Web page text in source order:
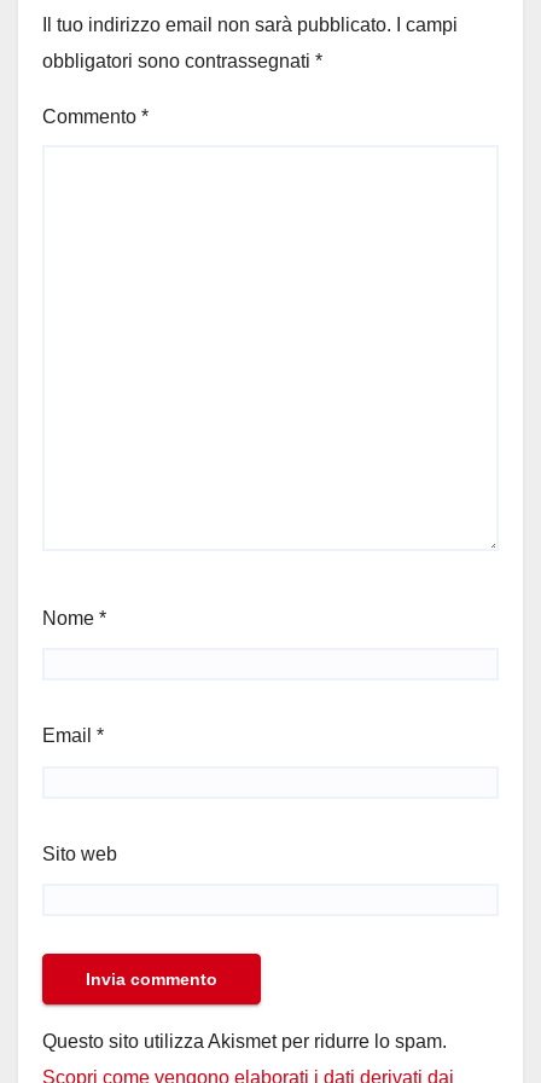
Il tuo indirizzo email non sarà pubblicato.
I campi
obbligatori sono contrassegnati *
Commento *
Nome *
Email *
Sito web
Questo sito utilizza Akismet per ridurre lo spam.
Scopri come vengono elaborati i dati derivati dai